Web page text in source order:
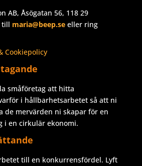
AB, Åsögatan 56, 118 29
till maria@beep.seeller ring
Cookiepolicy
småföretag att hitta
i hållbarhetsarbetet så att ni
de mervärden ni skapar för en
i en cirkulär ekonomi.
till en konkurrensfördel. Lyft